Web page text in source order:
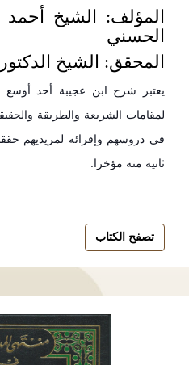
المؤلف: الشيخ أحمد
الحسني
المحقق: الشيخ
يعتبر شرح ابن عجيبة أحد أوسع
لمقامات الشريعة والطريقة
في دروسهم وإقرائه لمريديهم
ثانية منه مؤخرا.
تصفح الكتاب